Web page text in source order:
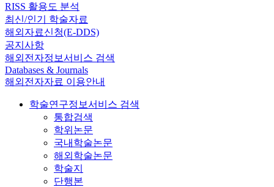
RISS 활용도 분석
최신/인기 학술자료
해외자료신청(E-DDS)
공지사항
해외전자정보서비스 검색
Databases & Journals
해외전자자료 이용안내
학술연구정보서비스 검색
통합검색
학위논문
국내학술논문
해외학술논문
학술지
단행본